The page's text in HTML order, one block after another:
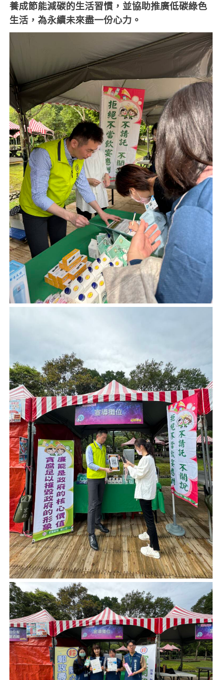
養成節能減碳的生活習慣，並協助推廣低碳綠色
生活，為永續未來盡一份心力。